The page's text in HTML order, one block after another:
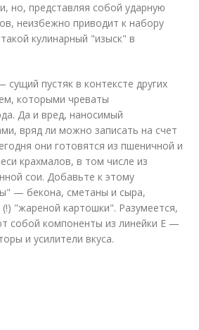
но, представляя собой ударную
неизбежно приводит к набору
кулинарный "изыск" в
пустяк в контексте других
которыми чреваты
Да и вред, наносимый
вряд ли можно записать на счет
они готовятся из пшеничной и
крахмалов, в том числе из
сои. Добавьте к этому
— бекона, сметаны и сыра,
"жареной картошки". Разумеется,
собой компоненты из линейки E —
и усилители вкуса.